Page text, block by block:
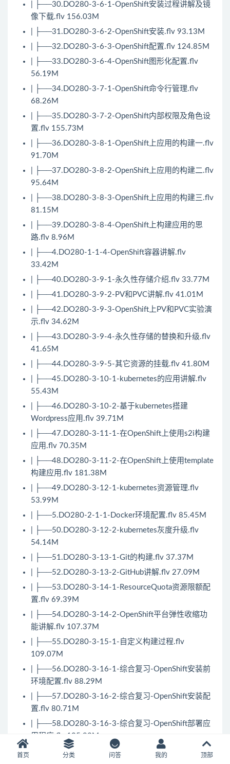
| ├──30.DO280-3-6-1-OpenShift安装过程讲解及镜
像下载.flv 156.03M
| ├──31.DO280-3-6-2-OpenShift安装.flv 93.13M
| ├──32.DO280-3-6-3-OpenShift配置.flv 124.85M
| ├──33.DO280-3-6-4-OpenShift图形化配置.flv
56.19M
| ├──34.DO280-3-7-1-OpenShift命令行管理.flv
68.26M
| ├──35.DO280-3-7-2-OpenShift内部权限及角色设
置.flv 155.73M
| ├──36.DO280-3-8-1-OpenShift上应用的构建一.flv
91.70M
| ├──37.DO280-3-8-2-OpenShift上应用的构建二.flv
95.64M
| ├──38.DO280-3-8-3-OpenShift上应用的构建三.flv
81.15M
| ├──39.DO280-3-8-4-OpenShift上构建应用的思
路.flv 8.96M
| ├──4.DO280-1-1-4-OpenShift容器讲解.flv
33.42M
| ├──40.DO280-3-9-1-永久性存储介绍.flv 33.77M
| ├──41.DO280-3-9-2-PV和PVC讲解.flv 41.01M
| ├──42.DO280-3-9-3-OpenShift上PV和PVC实验演
示.flv 34.62M
| ├──43.DO280-3-9-4-永久性存储的替换和升级.flv
41.65M
| ├──44.DO280-3-9-5-其它资源的挂载.flv 41.80M
| ├──45.DO280-3-10-1-kubernetes的应用讲解.flv
55.43M
| ├──46.DO280-3-10-2-基于kubernetes搭建
Wordpress应用.flv 39.71M
| ├──47.DO280-3-11-1-在OpenShift上使用s2i构建
应用.flv 70.35M
| ├──48.DO280-3-11-2-在OpenShift上使用template
构建应用.flv 181.38M
| ├──49.DO280-3-12-1-kubernetes资源管理.flv
53.99M
| ├──5.DO280-2-1-1-Docker环境配置.flv 85.45M
| ├──50.DO280-3-12-2-kubernetes灰度升级.flv
54.14M
| ├──51.DO280-3-13-1-Git的构建.flv 37.37M
| ├──52.DO280-3-13-2-GitHub讲解.flv 27.09M
| ├──53.DO280-3-14-1-ResourceQuota资源限额配
置.flv 69.39M
| ├──54.DO280-3-14-2-OpenShift平台弹性收缩功
能讲解.flv 107.37M
| ├──55.DO280-3-15-1-自定义构建过程.flv
109.07M
| ├──56.DO280-3-16-1-综合复习-OpenShift安装前
环境配置.flv 88.29M
| ├──57.DO280-3-16-2-综合复习-OpenShift安装配
置.flv 80.71M
| ├──58.DO280-3-16-3-综合复习-OpenShift部署应
用程序.flv 105.93M
| ├──6.DO280-2-2-1-Docker镜像管理.flv 63.62M
首页 分类 问答 我的 顶部